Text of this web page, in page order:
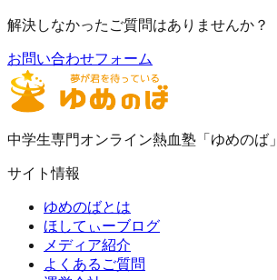
解決しなかったご質問はありませんか？
お問い合わせフォーム
中学生専門オンライン熱血塾「ゆめのば」
サイト情報
ゆめのばとは
ほしてぃーブログ
メディア紹介
よくあるご質問